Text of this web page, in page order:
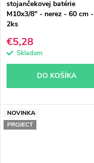
stojančekovej batérie
M10x3/8" - nerez - 60 cm -
2ks
€5,28
Skladom
DO KOŠÍKA
NOVINKA
PROJECT